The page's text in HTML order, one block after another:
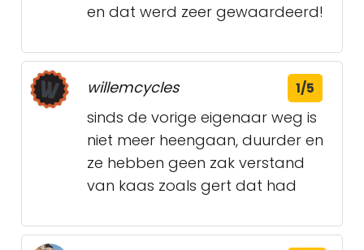
en dat werd zeer gewaardeerd!
willemcycles 1/5
sinds de vorige eigenaar weg is
niet meer heengaan, duurder en
ze hebben geen zak verstand
van kaas zoals gert dat had